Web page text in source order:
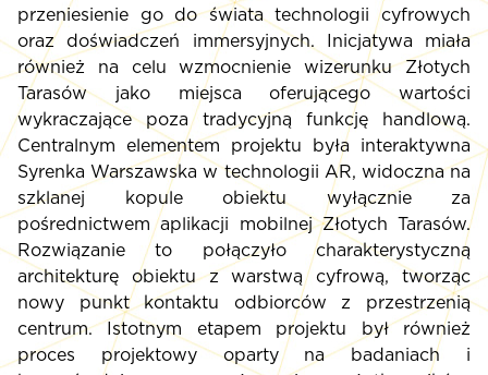
przeniesienie go do świata technologii cyfrowych
oraz doświadczeń immersyjnych. Inicjatywa miała
również na celu wzmocnienie wizerunku Złotych
Tarasów jako miejsca oferującego wartości
wykraczające poza tradycyjną funkcję handlową.
Centralnym elementem projektu była interaktywna
Syrenka Warszawska w technologii AR, widoczna na
szklanej kopule obiektu wyłącznie za
pośrednictwem aplikacji mobilnej Złotych Tarasów.
Rozwiązanie to połączyło charakterystyczną
architekturę obiektu z warstwą cyfrową, tworząc
nowy punkt kontaktu odbiorców z przestrzenią
centrum. Istotnym etapem projektu był również
proces projektowy oparty na badaniach i